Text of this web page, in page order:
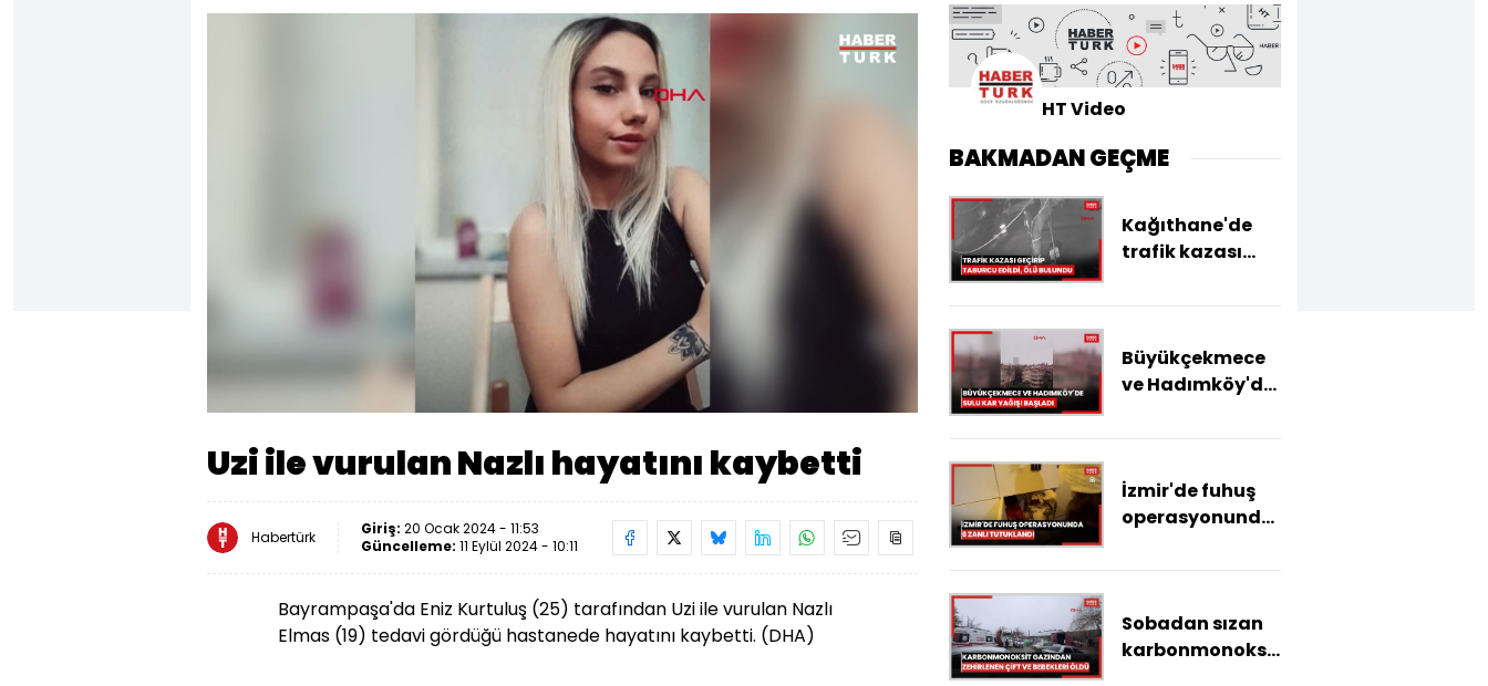
Uzi ile vurulan Nazlı hayatını kaybetti
Habertürk Giriş: 20 Ocak 2024 - 11:53
Güncelleme: 11 Eylül 2024 - 10:11
Bayrampaşa'da Eniz Kurtuluş (25) tarafından Uzi ile vurulan Nazlı
Elmas (19) tedavi gördüğü hastanede hayatını kaybetti. (DHA)
HT Video
BAKMADAN GEÇME
Kağıthane'de
trafik kazası
hastaneden
kızı evde ölü
buldu
Büyükçekmece
ve Hadımköy'de
başladı
İzmir'de fuhuş
operasyonunda
tutuklandı
Sobadan sızan
karbonmonoksit